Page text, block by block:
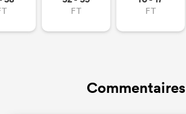
FT FT
Commentaires